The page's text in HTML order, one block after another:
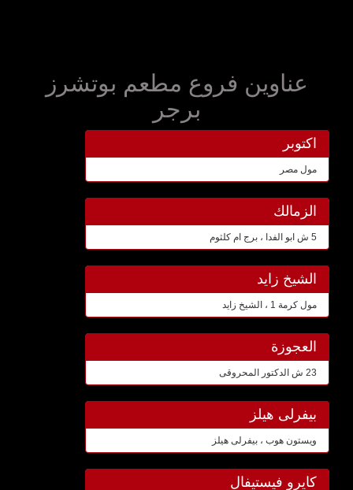
عناوين فروع مطعم بوتشرز
برجر
اكتوبر
مول مصر
الزمالك
5 ش ابو الفدا ، برج ام كلثوم
الشيخ زايد
مول كرمة 1 ، الشيخ زايد
العجوزة
23 ش الدكتور المحروقى
بيفرلى هيلز
ويستون هوب ، بيفرلى هيلز
كايرو فيستيفال